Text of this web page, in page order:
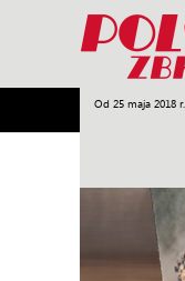
Od 25 maja 2018
Armia